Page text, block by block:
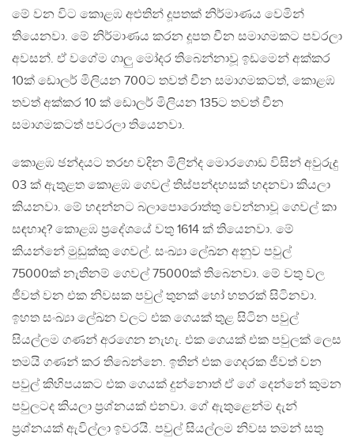
මේ වන විට කොළඹ අළුතින් දූපතක් නිර්මාණය වෙමින්
තියෙනවා. මේ නිර්මාණය කරන දූපත චීන සමාගමකට පවරලා
අවසන්. ඒ වගේම ගාලු මෝදර තිබෙන්නාවූ ඉඩමෙන් අක්කර
10ක් ඩොලර් මිලියන 700ට තවත් චීන සමාගමකටත්, කොළඹ
තවත් අක්කර 10 ක් ඩොලර් මිලියන 135ට තවත් චීන
සමාගමකටත් පවරලා තියෙනවා.
කොළඹ ඡන්දයට තරඟ වදින මිලින්ද මොරගොඩ විසින් අවුරුදු
03 ක් ඇතුළත කොළඹ ගෙවල් තිස්පන්දහසක් හදනවා කියලා
කියනවා. මේ හදන්නට බලාපොරොත්තු වෙන්නාවූ ගෙවල් කා
සඳහාද? කොළඹ ප්‍රදේශයේ වතු 1614 ක් තියෙනවා. මේ
කියන්නේ මුඩුක්කු ගෙවල්. සංඛ්‍යා ලේඛන අනුව පවුල්
75000ක් නැතිනම් ගෙවල් 75000ක් තිබෙනවා. මේ වතු වල
ජීවත් වන එක නිවසක පවුල් තුනක් හෝ හතරක් සිටිනවා.
ඉහත සංඛ්‍යා ලේඛන වලට එක ගෙයක් තුළ සිටින පවුල්
සියල්ලම ගණන් අරගෙන නැහැ. එක ගෙයක් එක පවුලක් ලෙස
තමයි ගණන් කර තිබෙන්නෙ. ඉතින් එක ගෙදරක ජීවත් වන
පවුල් කිහිපයකට එක ගෙයක් දුන්නොත් ඒ ගේ දෙන්නේ කුමන
පවුලටද කියලා ප්‍රශ්නයක් එනවා. ගේ ඇතුළෙන්ම දැන්
ප්‍රශ්නයක් ඇවිල්ලා ඉවරයි. පවුල් සියල්ලම නිවස තමන් සතු